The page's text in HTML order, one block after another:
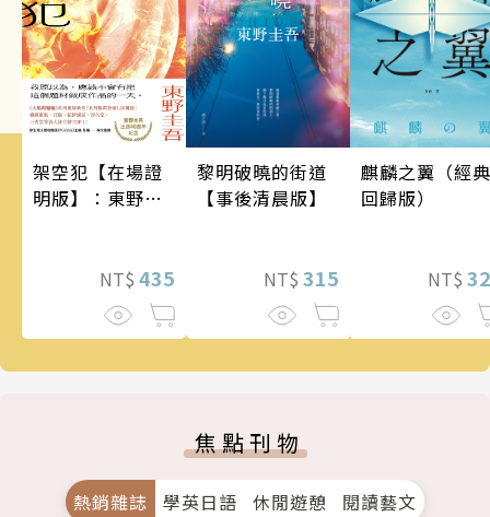
架空犯【在場證
明版】：東野圭
蝠》系列重磅新
NT$ 435
黎明破曉的街道
【事後清晨版】
NT$ 315
麒麟之翼（經典
回歸版）
NT$
焦點刊物
熱銷雜誌 學英日語 休閒遊憩 閱讀藝文